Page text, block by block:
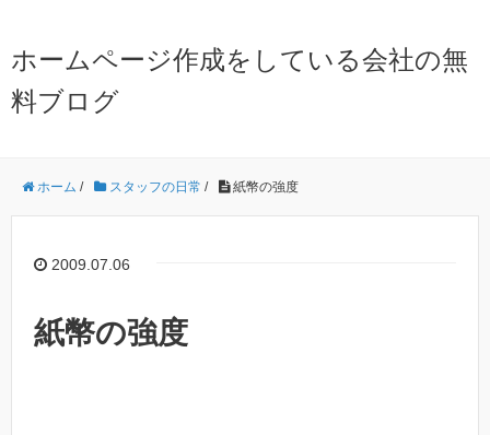
ホームページ作成をしている会社の無
料ブログ
ホーム / スタッフの日常 / 紙幣の強度
2009.07.06
紙幣の強度